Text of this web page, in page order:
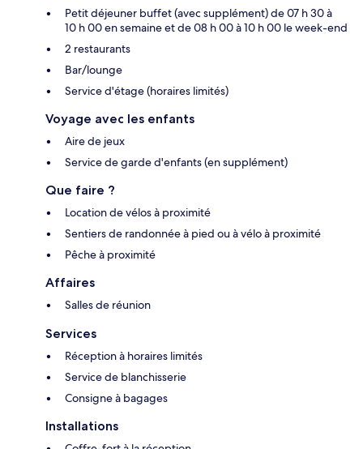
Petit déjeuner buffet (avec supplément) de 07 h 30 à
10 h 00 en semaine et de 08 h 00 à 10 h 00 le week-end
2 restaurants
Bar/lounge
Service d'étage (horaires limités)
Voyage avec les enfants
Aire de jeux
Service de garde d'enfants (en supplément)
Que faire ?
Location de vélos à proximité
Sentiers de randonnée à pied ou à vélo à proximité
Pêche à proximité
Affaires
Salles de réunion
Services
Réception à horaires limités
Service de blanchisserie
Consigne à bagages
Installations